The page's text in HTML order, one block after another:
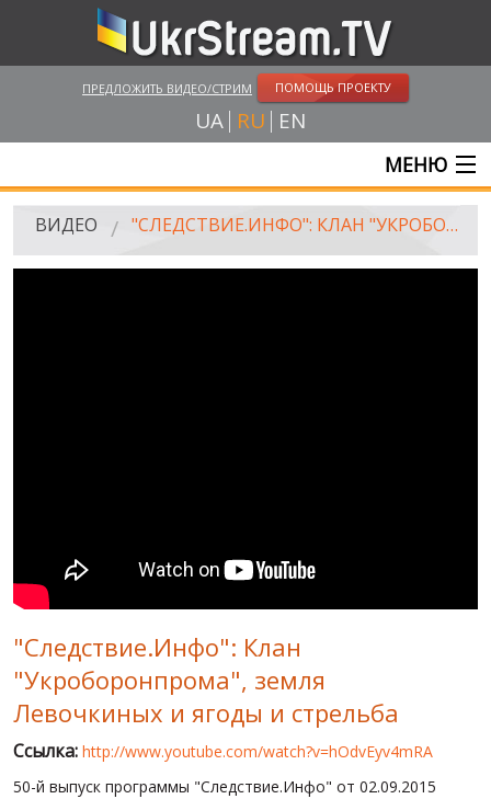
ПРЕДЛОЖИТЬ ВИДЕО/СТРИМ ПОМОЩЬ ПРОЕКТУ
UA RU EN
МЕНЮ
ГЛАВНАЯ
ПУБЛИЧНЫЕ ЛЮДИ
РОССИЙСКО-УКРАИНСКАЯ ВОЙНА
WINTER ON FIRE: UKRAINE'S FIGHT FOR FREEDOM
ХРОНОЛОГИЯ ЄВРОМАЙДАНА
ВИДЕО "СЛЕДСТВИЕ.ИНФО": КЛАН "УКРОБОРОНПРОМА", ЗЕМЛЯ ЛЕВОЧКИНЫХ И ЯГОДЫ И СТРЕЛЬБА
"Следствие.Инфо": Клан
"Укроборонпрома", земля
Левочкиных и ягоды и стрельба
Ссылка: http://www.youtube.com/watch?v=hOdvEyv4mRA
50-й выпуск программы "Следствие.Инфо" от 02.09.2015